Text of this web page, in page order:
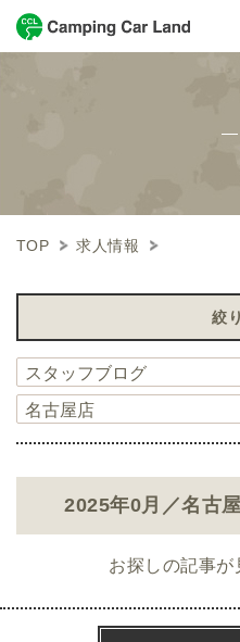
TOP 求人情報
絞
2025年0月／名古
お探しの記事が